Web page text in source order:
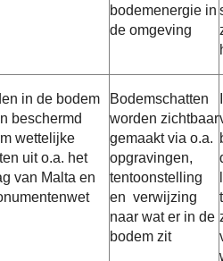
bodemenergie in
de omgeving
in de bodem
beschermd
wettelijke
uit o.a. het
van Malta en
Bodemschatten
worden zichtbaar
gemaakt via o.a.
opgravingen,
tentoonstelling
en verwijzing
naar wat er in de
bodem zit